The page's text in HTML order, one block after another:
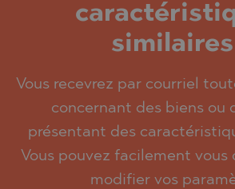
Vous recevrez par courriel
concernant des biens ou
présentant des
Vous pouvez facilement vous
modifier vos